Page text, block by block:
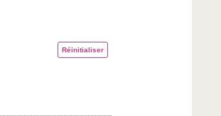
Réinitialiser